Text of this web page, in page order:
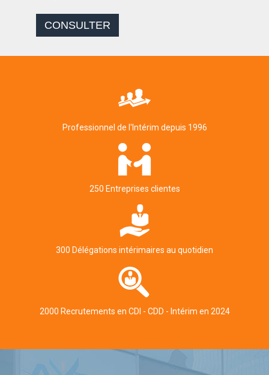
CONSULTER
Professionnel de l'Intérim depuis 1996
250 Entreprises clientes
300 Délégations intérimaires au quotidien
2000 Recrutements en CDI - CDD - Intérim en 2024